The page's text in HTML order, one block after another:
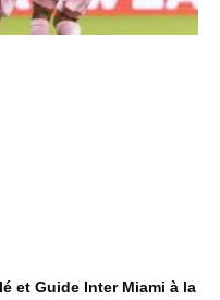
et Guide Inter Miami à la